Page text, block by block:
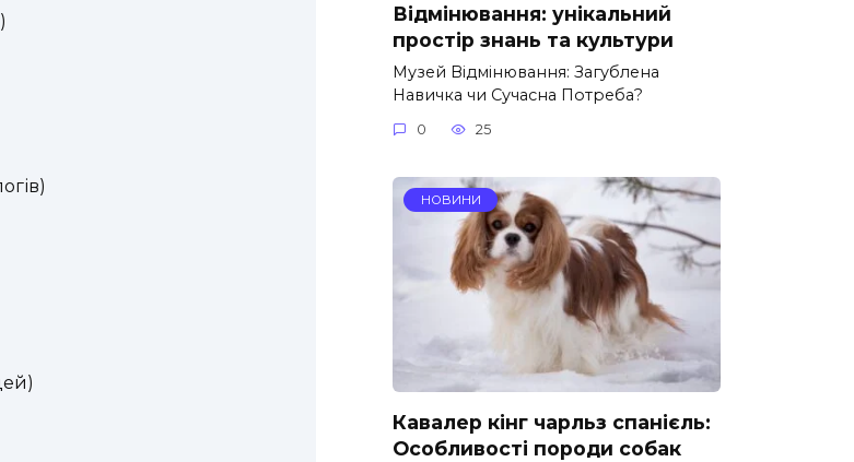
Відмінювання: унікальний
простір знань та культури
Музей Відмінювання: Загублена
Навичка чи Сучасна Потреба?
0 25
НОВИНИ
Кавалер кінг чарльз спанієль:
Особливості породи собак